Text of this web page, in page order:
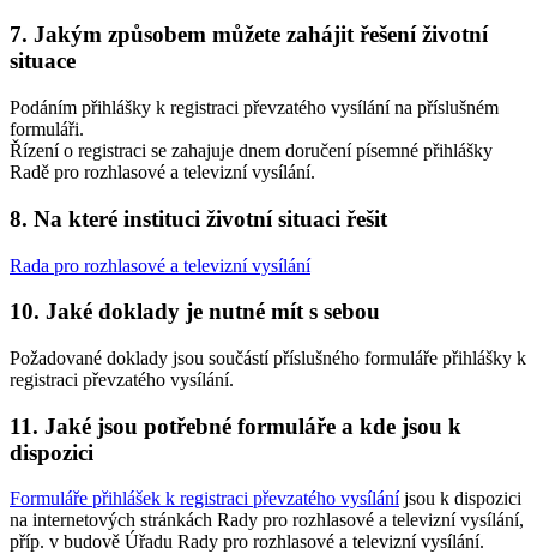
7. Jakým způsobem můžete zahájit řešení životní
situace
Podáním přihlášky k registraci převzatého vysílání na příslušném
formuláři.
Řízení o registraci se zahajuje dnem doručení písemné přihlášky
Radě pro rozhlasové a televizní vysílání.
8. Na které instituci životní situaci řešit
Rada pro rozhlasové a televizní vysílání
10. Jaké doklady je nutné mít s sebou
Požadované doklady jsou součástí příslušného formuláře přihlášky k
registraci převzatého vysílání.
11. Jaké jsou potřebné formuláře a kde jsou k
dispozici
Formuláře přihlášek k registraci převzatého vysíláníjsou k dispozici
na internetových stránkách Rady pro rozhlasové a televizní vysílání,
příp. v budově Úřadu Rady pro rozhlasové a televizní vysílání.